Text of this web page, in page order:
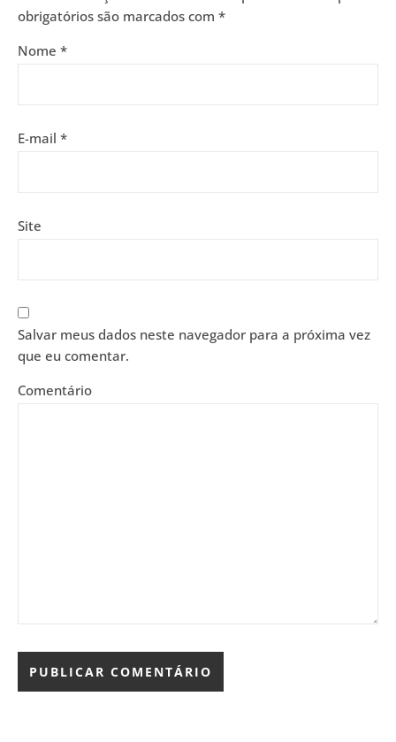
obrigatórios são marcados com *
Nome *
E-mail *
Site
Salvar meus dados neste navegador para a próxima vez
que eu comentar.
Comentário